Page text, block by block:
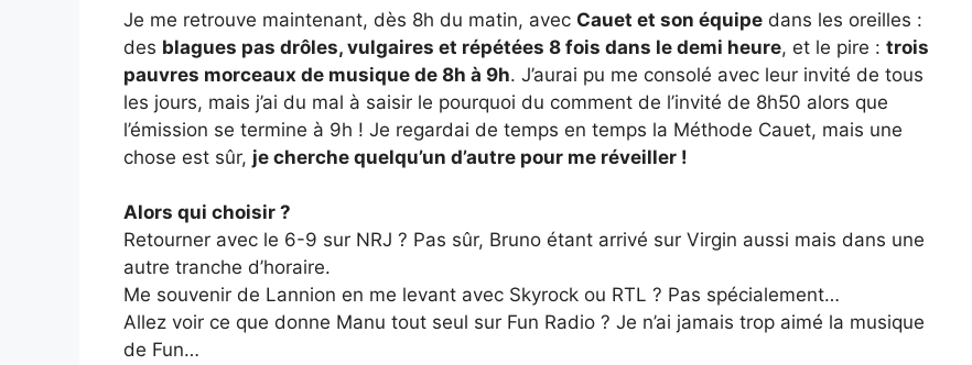
Je me retrouve maintenant, dès 8h du matin, avec Cauet et son équipe dans les oreilles :
des blagues pas drôles, vulgaires et répétées 8 fois dans le demi heure, et le pire : trois
pauvres morceaux de musique de 8h à 9h. J’aurai pu me consolé avec leur invité de tous
les jours, mais j’ai du mal à saisir le pourquoi du comment de l’invité de 8h50 alors que
l’émission se termine à 9h ! Je regardai de temps en temps la Méthode Cauet, mais une
chose est sûr, je cherche quelqu’un d’autre pour me réveiller !
Alors qui choisir ?
Retourner avec le 6-9 sur NRJ ? Pas sûr, Bruno étant arrivé sur Virgin aussi mais dans une
autre tranche d’horaire.
Me souvenir de Lannion en me levant avec Skyrock ou RTL ? Pas spécialement…
Allez voir ce que donne Manu tout seul sur Fun Radio ? Je n’ai jamais trop aimé la musique
de Fun…